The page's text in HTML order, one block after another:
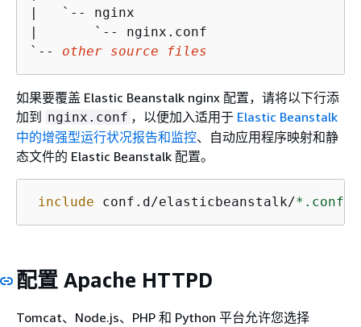
|   `-- nginx
|       `-- nginx.conf
`-- other source files
如果要覆盖 Elastic Beanstalk nginx 配置，请将以下行添
加到 nginx.conf ，以便加入适用于 Elastic Beanstalk
中的增强型运行状况报告和监控、自动应用程序映射和静
态文件的 Elastic Beanstalk 配置。
include conf.d/elasticbeanstalk/*.conf
配置 Apache HTTPD
Tomcat、Node.js、PHP 和 Python 平台允许您选择